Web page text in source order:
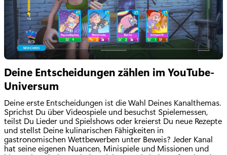
Deine Entscheidungen zählen im YouTube-
Universum
Deine erste Entscheidungen ist die Wahl Deines Kanalthemas.
Sprichst Du über Videospiele und besuchst Spielemessen,
teilst Du Lieder und Spielshows oder kreierst Du neue Rezepte
und stellst Deine kulinarischen Fähigkeiten in
gastronomischen Wettbewerben unter Beweis? Jeder Kanal
hat seine eigenen Nuancen, Minispiele und Missionen und